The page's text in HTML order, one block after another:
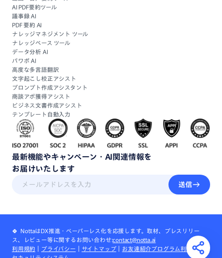
AI PDF要約ツール
議事録 AI
PDF 要約 AI
ナレッジマネジメント ツール
ナレッジベース ツール
データ分析 AI
パワポ AI
高度な多言語翻訳
文字起こし校正アシスト
プロンプト作成アシスタント
商談アポ獲得アシスト
ビジネス文書作成アシスト
テンプレート自動入力
最新機能やキャンペーン・ AI関連情報を
お届けいたします
送信
🍀 NottaはDX推進・ペーパーレス化を応援します。取材、プレスリリー
ス、レビュー等に関するお問い合わせ:contact@notta.ai
利用規約
プライバシー サイトマップ｜ お友達紹介プログラム利用規約
｜